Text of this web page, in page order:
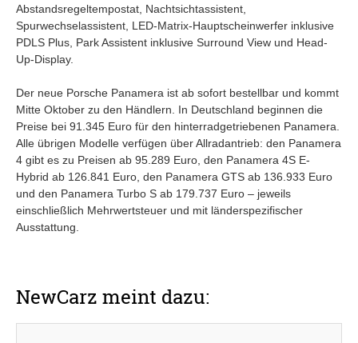
Abstandsregeltempostat, Nachtsichtassistent,
Spurwechselassistent, LED-Matrix-Hauptscheinwerfer inklusive
PDLS Plus, Park Assistent inklusive Surround View und Head-
Up-Display.
Der neue Porsche Panamera ist ab sofort bestellbar und kommt
Mitte Oktober zu den Händlern. In Deutschland beginnen die
Preise bei 91.345 Euro für den hinterradgetriebenen Panamera.
Alle übrigen Modelle verfügen über Allradantrieb: den Panamera
4 gibt es zu Preisen ab 95.289 Euro, den Panamera 4S E-
Hybrid ab 126.841 Euro, den Panamera GTS ab 136.933 Euro
und den Panamera Turbo S ab 179.737 Euro – jeweils
einschließlich Mehrwertsteuer und mit länderspezifischer
Ausstattung.
NewCarz meint dazu: